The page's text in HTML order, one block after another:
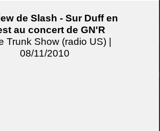
de Slash - Sur Duff en
au concert de GN'R
Trunk Show (radio US) |
08/11/2010